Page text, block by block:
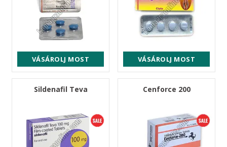
VÁSÁROLJ MOST VÁSÁROLJ MOST
Sildenafil Teva Cenforce 200